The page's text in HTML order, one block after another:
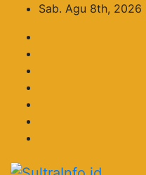
content
Sab. Agu 8th, 2026